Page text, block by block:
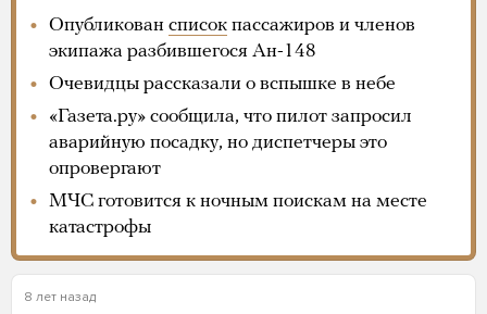
Опубликован список пассажиров и членов
экипажа разбившегося Ан-148
Очевидцы рассказали о вспышке в небе
«Газета.ру» сообщила, что пилот запросил
аварийную посадку, но диспетчеры это
опровергают
МЧС готовится к ночным поискам на месте
катастрофы
8 лет назад